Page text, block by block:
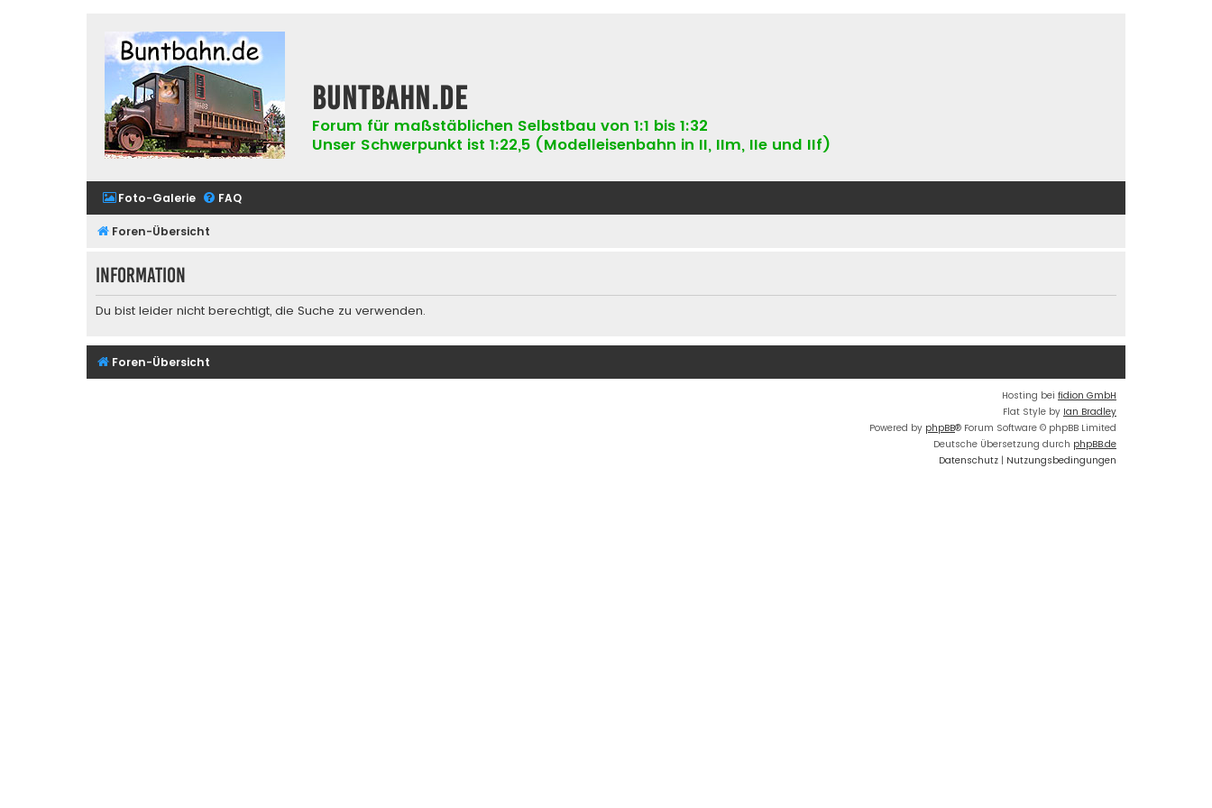
buntbahn.de
Forum für maßstäblichen Selbstbau von 1:1 bis 1:32
Unser Schwerpunkt ist 1:22,5 (Modelleisenbahn in II, IIm, IIe und IIf)
Foto-Galerie FAQ
Foren-Übersicht
Information
Du bist leider nicht berechtigt, die Suche zu verwenden.
Foren-Übersicht
Hosting bei fidion GmbH
Flat Style by Ian Bradley
Powered by phpBB® Forum Software © phpBB Limited
Deutsche Übersetzung durch phpBB.de
Datenschutz | Nutzungsbedingungen